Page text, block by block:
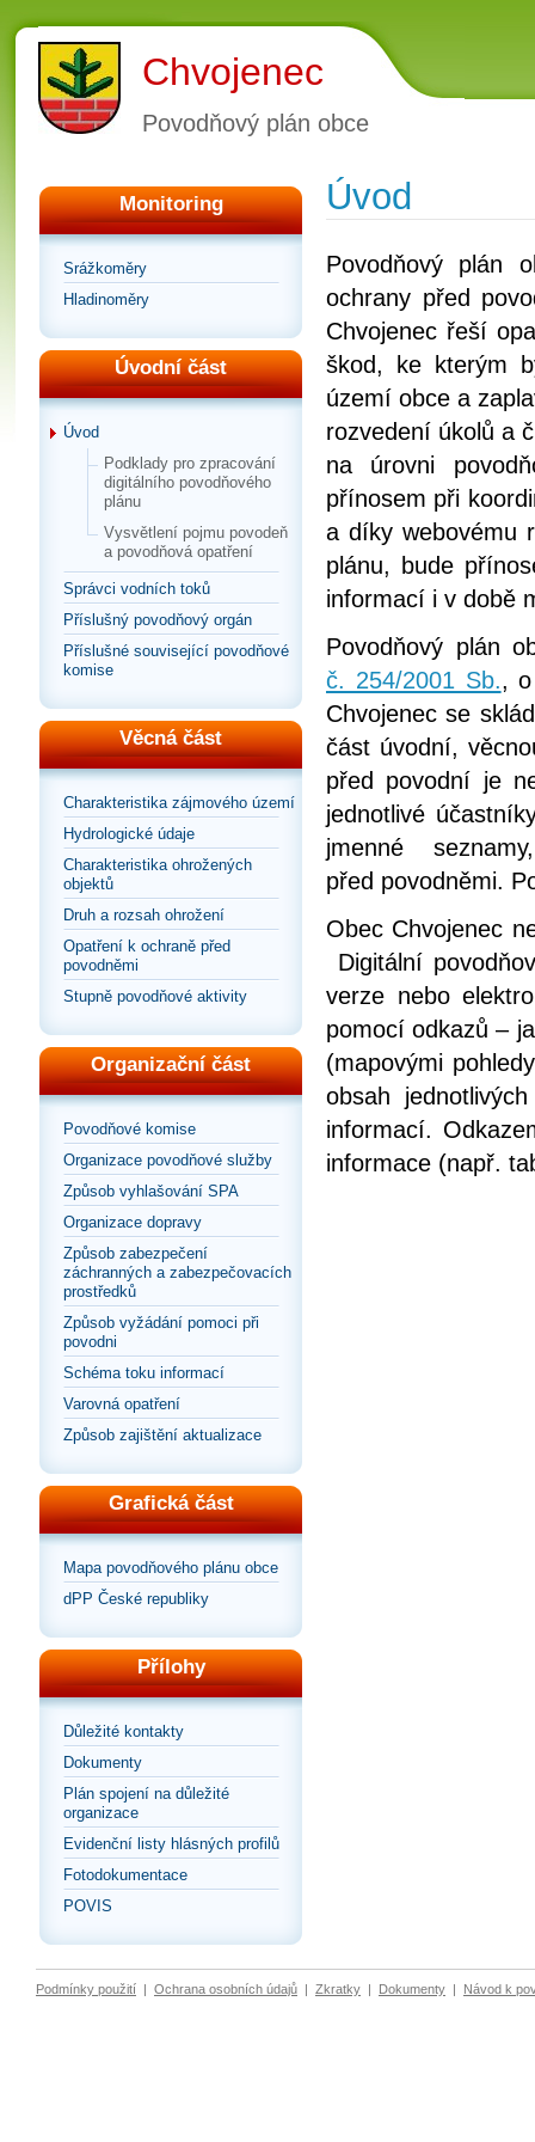
Chvojenec
Povodňový plán obce
Monitoring
Srážkoměry
Hladinoměry
Úvodní část
Úvod
Podklady pro zpracování
digitálního povodňového
plánu
Vysvětlení pojmu povodeň
a povodňová opatření
Správci vodních toků
Příslušný povodňový orgán
Příslušné související povodňové
komise
Věcná část
Charakteristika zájmového území
Hydrologické údaje
Charakteristika ohrožených
objektů
Druh a rozsah ohrožení
Opatření k ochraně před
povodněmi
Stupně povodňové aktivity
Organizační část
Povodňové komise
Organizace povodňové služby
Způsob vyhlašování SPA
Organizace dopravy
Způsob zabezpečení
záchranných a zabezpečovacích
prostředků
Způsob vyžádání pomoci při
povodni
Schéma toku informací
Varovná opatření
Způsob zajištění aktualizace
Grafická část
Mapa povodňového plánu obce
dPP České republiky
Přílohy
Důležité kontakty
Dokumenty
Plán spojení na důležité
organizace
Evidenční listy hlásných profilů
Fotodokumentace
POVIS
Úvod
Povodňový plán
ochrany před
Chvojenec řeší
škod, ke kterým
území obce a
rozvedení úkolů a
na úrovni
přínosem při
a díky webovému
plánu, bude
informací i v době
Povodňový plán
č. 254/2001 Sb.,
Chvojenec se
část úvodní,
před povodní je
jednotlivé
jmenné
před povodněmi.
Obec Chvojenec
Digitální
verze nebo
pomocí odkazů –
(mapovými
obsah
informací.
informace (např.
Podmínky použití | Ochrana osobních údajů | Zkratky | Dokumenty | Návod k